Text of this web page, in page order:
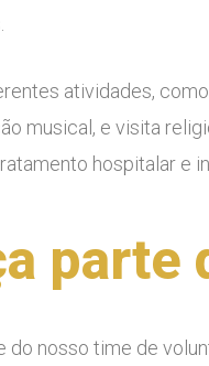
atividades,
musical, e visita
hospitalar e
parte
do nosso time de